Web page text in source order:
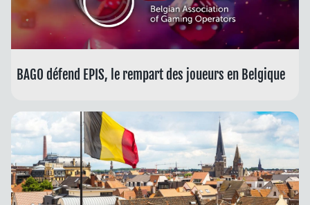
BAGO défend EPIS, le rempart des joueurs en Belgique